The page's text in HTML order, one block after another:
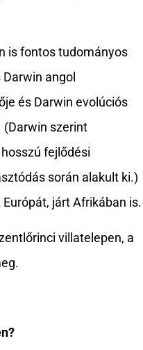
is fontos tudományos
angol
és Darwin evolúciós
(Darwin szerint
fejlődési
során alakult ki.)
járt Afrikában is.
villatelepen, a